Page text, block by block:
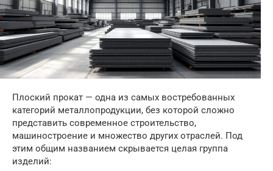
Плоский прокат — одна из самых востребованных
категорий металлопродукции, без которой сложно
представить современное строительство,
машиностроение и множество других отраслей. Под
этим общим названием скрывается целая группа
изделий: